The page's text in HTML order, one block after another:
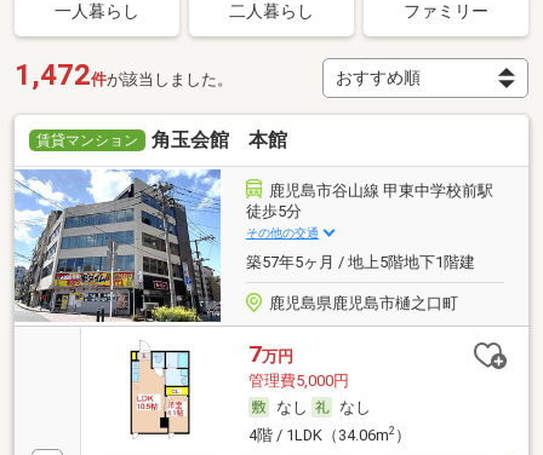
一人暮らし 二人暮らし ファミリー
1,472件が該当しました。
賃貸マンション 角玉会館 本館
鹿児島市谷山線 甲東中学校前駅
徒歩5分
その他の交通
築57年5ヶ月 / 地上5階地下1階建
鹿児島県鹿児島市樋之口町
7万円
管理費5,000円
なし
なし
4階 / 1LDK（34.06m2）